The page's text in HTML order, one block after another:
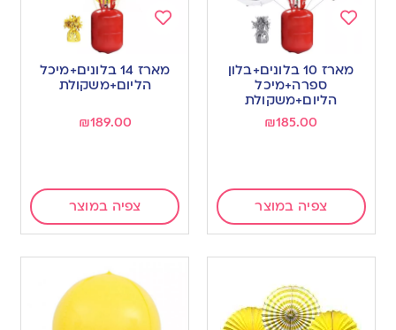
wishlist
מארז 10 בלונים+בלון
ספרה+מיכל
הליום+משקולת
₪185.00
צפיה במוצר
to
wishlist
מארז 14 בלונים+מיכל
הליום+משקולת
₪189.00
צפיה במוצר